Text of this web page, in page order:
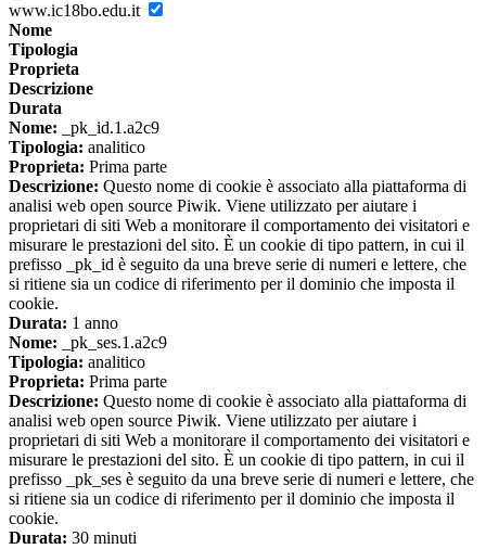
www.ic18bo.edu.it
Nome
Tipologia
Proprieta
Descrizione
Durata
Nome: _pk_id.1.a2c9
Tipologia: analitico
Proprieta: Prima parte
Descrizione: Questo nome di cookie è associato alla piattaforma di
analisi web open source Piwik. Viene utilizzato per aiutare i
proprietari di siti Web a monitorare il comportamento dei visitatori e
misurare le prestazioni del sito. È un cookie di tipo pattern, in cui il
prefisso _pk_id è seguito da una breve serie di numeri e lettere, che
si ritiene sia un codice di riferimento per il dominio che imposta il
cookie.
Durata: 1 anno
Nome: _pk_ses.1.a2c9
Tipologia: analitico
Proprieta: Prima parte
Descrizione: Questo nome di cookie è associato alla piattaforma di
analisi web open source Piwik. Viene utilizzato per aiutare i
proprietari di siti Web a monitorare il comportamento dei visitatori e
misurare le prestazioni del sito. È un cookie di tipo pattern, in cui il
prefisso _pk_ses è seguito da una breve serie di numeri e lettere, che
si ritiene sia un codice di riferimento per il dominio che imposta il
cookie.
Durata: 30 minuti